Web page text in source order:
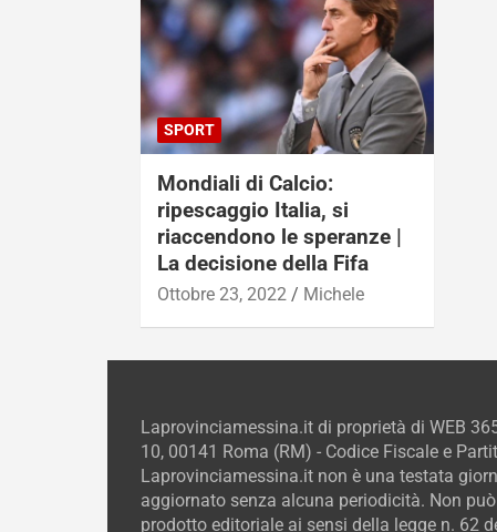
SPORT
Mondiali di Calcio:
ripescaggio Italia, si
riaccendono le speranze |
La decisione della Fifa
Ottobre 23, 2022 Michele
Laprovinciamessina.it di proprietà di WEB
10, 00141 Roma (RM) - Codice Fiscale e
Laprovinciamessina.it non è una testata
aggiornato senza alcuna periodicità. Non
prodotto editoriale ai sensi della legge n. 62